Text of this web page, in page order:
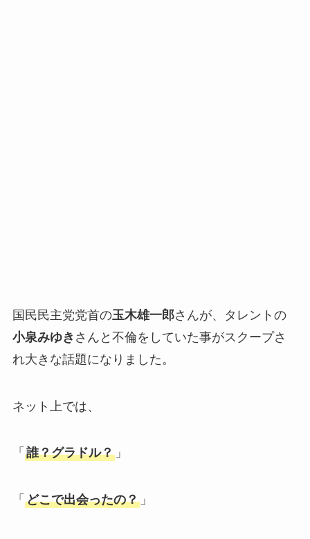
国民民主党党首の玉木雄一郎さんが、タレントの
小泉みゆき さんと不倫をしていた事がスクープさ
れ大きな話題になりました。
ネット上では、
「 誰？グラドル？」
「 どこで出会ったの？」